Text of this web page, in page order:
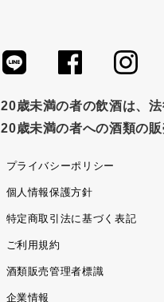
20歳未満の者の飲酒は、法
20歳未満の者への酒類の販
プライバシーポリシー
個人情報保護方針
特定商取引法に基づく表記
ご利用規約
酒類販売管理者標識
企業情報